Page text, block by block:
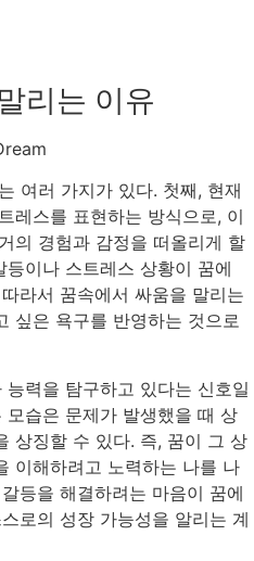
리는 이유
여러 가지가 있다. 첫째, 현재
레스를 표현하는 방식으로, 이
의 경험과 감정을 떠올리게 할
이나 스트레스 상황이 꿈에
라서 꿈속에서 싸움을 말리는
싶은 욕구를 반영하는 것으로
력을 탐구하고 있다는 신호일
습은 문제가 발생했을 때 상
상징할 수 있다. 즉, 꿈이 그 상
이해하려고 노력하는 나를 나
등을 해결하려는 마음이 꿈에
로의 성장 가능성을 알리는 계